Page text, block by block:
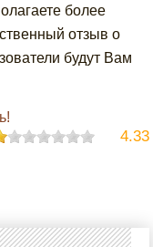
более
отзыв о
будут Вам
4.33